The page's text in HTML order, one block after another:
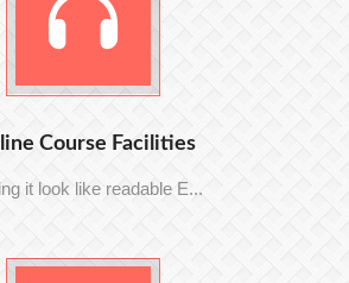
Course Facilities
it look like readable E...